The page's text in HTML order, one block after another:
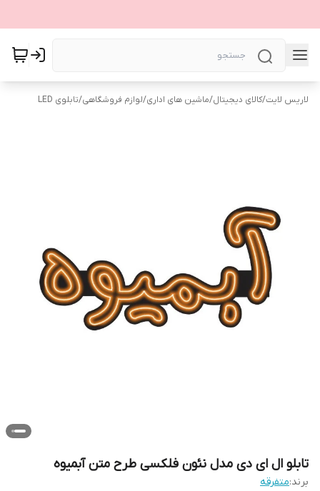
لاریس لایت/کالای دیجیتال/ماشین های اداری/لوازم فروشگاهی/تابلوی LED
تابلو ال ای دی مدل نئون فلکسی طرح متن آبمیوه
برند:متفرقه